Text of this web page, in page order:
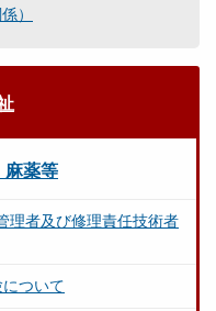
）
麻薬等
理者及び修理責任技術者
ついて